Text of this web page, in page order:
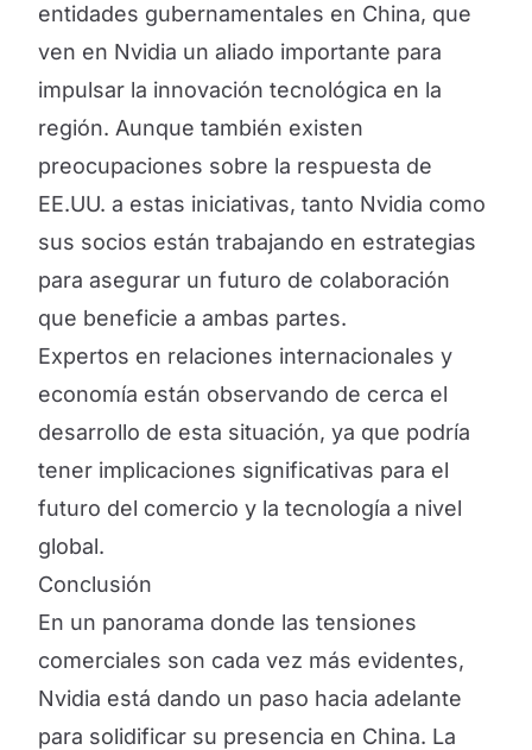
entidades gubernamentales en China, que
ven en Nvidia un aliado importante para
impulsar la innovación tecnológica en la
región. Aunque también existen
preocupaciones sobre la respuesta de
EE.UU. a estas iniciativas, tanto Nvidia como
sus socios están trabajando en estrategias
para asegurar un futuro de colaboración
que beneficie a ambas partes.
Expertos en relaciones internacionales y
economía están observando de cerca el
desarrollo de esta situación, ya que podría
tener implicaciones significativas para el
futuro del comercio y la tecnología a nivel
global.
Conclusión
En un panorama donde las tensiones
comerciales son cada vez más evidentes,
Nvidia está dando un paso hacia adelante
para solidificar su presencia en China. La